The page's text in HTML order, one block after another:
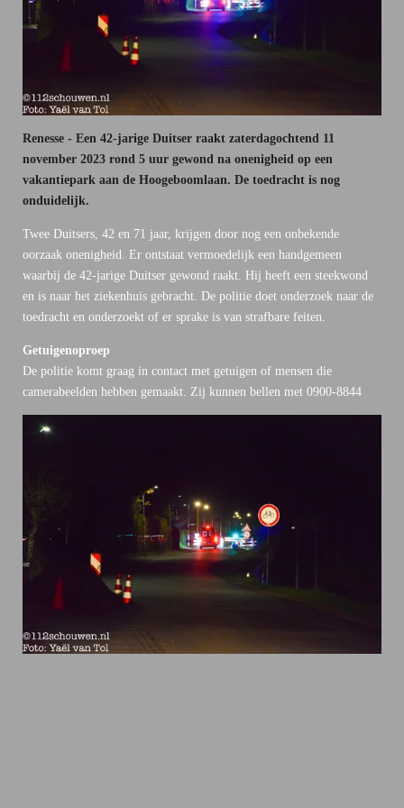
Renesse - Een 42-jarige Duitser raakt zaterdagochtend 11
november 2023 rond 5 uur gewond na onenigheid op een
vakantiepark aan de Hoogeboomlaan. De toedracht is nog
onduidelijk.
Twee Duitsers, 42 en 71 jaar, krijgen door nog een onbekende
oorzaak onenigheid. Er ontstaat vermoedelijk een handgemeen
waarbij de 42-jarige Duitser gewond raakt. Hij heeft een steekwond
en is naar het ziekenhuis gebracht. De politie doet onderzoek naar de
toedracht en onderzoekt of er sprake is van strafbare feiten.
Getuigenoproep
De politie komt graag in contact met getuigen of mensen die
camerabeelden hebben gemaakt. Zij kunnen bellen met 0900-8844